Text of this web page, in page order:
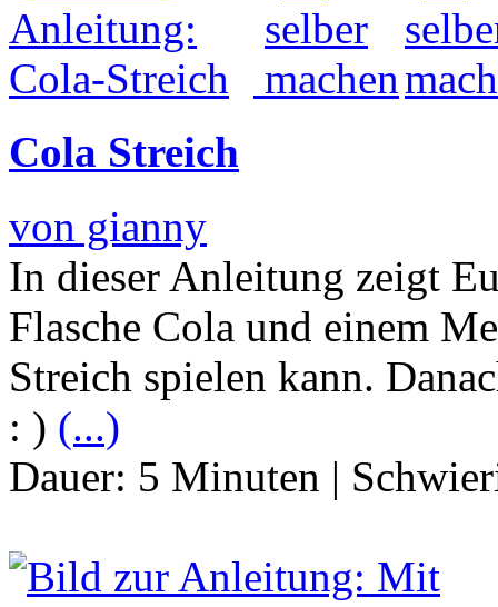
Cola Streich
von gianny
In dieser Anleitung zeigt
Flasche Cola und einem
Streich spielen kann.
: ) (...)
Dauer: 5 Minuten |